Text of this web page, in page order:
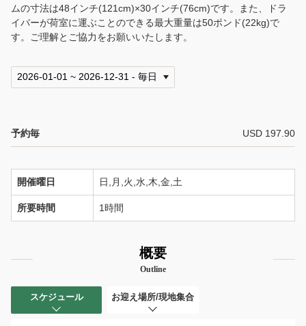
よくあるお問い合わせ
プライバシー・ポリシー
言語
日本語
ムの寸法は48インチ(121cm)×30インチ(76cm)です。また、ドラ
イバーが荷室に運ぶことのできる最大重量は50ポンド(22kg)で
す。ご理解とご協力をお願いいたします。
予約毎 USD 197.90
開催曜日 日,月,火,水,木,金,土
所要時間 1時間
概要
Outline
スケジュール お迎え場所/現地集合